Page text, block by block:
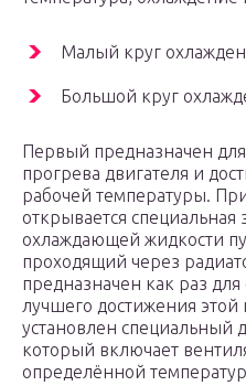
Малый круг
Большой круг
Первый предназначен
прогрева двигателя и
рабочей температуры.
открывается специальная
охлаждающей жидкости
проходящий через
предназначен как раз
лучшего достижения этой
установлен специальный
который включает
определённой